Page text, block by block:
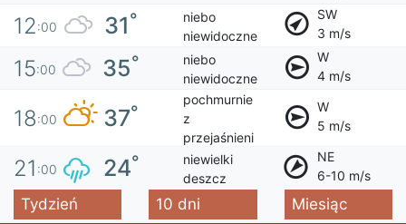
12:00 31°
niebo
niewidoczne
SW
3 m/s
15:00 35°
niebo
niewidoczne
W
4 m/s
18:00 37°
pochmurnie
z
przejaśnieni
W
5 m/s
21 :00 24°
niewielki
deszcz
NE
6-10 m/s
Tydzień 10 dni
Miesiąc